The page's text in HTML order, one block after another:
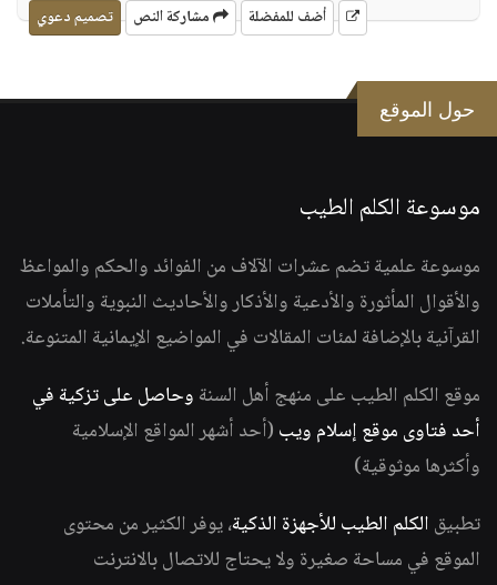
أضف للمفضلة مشاركة النص تصميم دعوي
حول الموقع
موسوعة الكلم الطيب
موسوعة علمية تضم عشرات الآلاف من الفوائد والحكم والمواعظ
والأقوال المأثورة والأدعية والأذكار والأحاديث النبوية والتأملات
القرآنية بالإضافة لمئات المقالات في المواضيع الإيمانية المتنوعة.
موقع الكلم الطيب على منهج أهل السنة وحاصل على تزكية في
أحد فتاوى موقع إسلام ويب (أحد أشهر المواقع الإسلامية
وأكثرها موثوقية)
تطبيق الكلم الطيب للأجهزة الذكية، يوفر الكثير من محتوى
الموقع في مساحة صغيرة ولا يحتاج للاتصال بالانترنت